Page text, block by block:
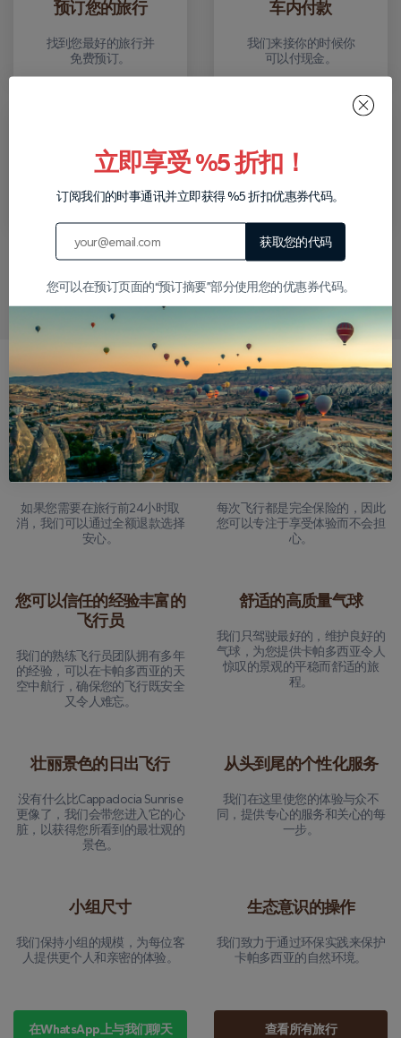
预订您的旅行
找到您最好的旅行并
免费预订。
车内付款
我们来接你的时候你
可以付现金。
我们将从您的酒店接
您进行您预订的旅
行。
游览结束后，我们会
将您送到您的酒店。
为什么选择我们？
24小时退款保证
如果您需要在旅行前24小时取
消，我们可以通过全额退款选择
安心。
全面的旅游保险
每次飞行都是完全保险的，因此
您可以专注于享受体验而不会担
心。
您可以信任的经验丰富的
飞行员
我们的熟练飞行员团队拥有多年
的经验，可以在卡帕多西亚的天
空中航行，确保您的飞行既安全
又令人难忘。
舒适的高质量气球
我们只驾驶最好的，维护良好的
气球，为您提供卡帕多西亚令人
惊叹的景观的平稳而舒适的旅
程。
壮丽景色的日出飞行
没有什么比Cappadocia Sunrise
更像了，我们会带您进入它的心
脏，以获得您所看到的最壮观的
景色。
从头到尾的个性化服务
我们在这里使您的体验与众不
同，提供专心的服务和关心的每
一步。
小组尺寸
我们保持小组的规模，为每位客
人提供更个人和亲密的体验。
生态意识的操作
我们致力于通过环保实践来保护
卡帕多西亚的自然环境。
在WhatsApp上与我们聊天 查看所有旅行
立即享受 %5 折扣！
订阅我们的时事通讯并立即获得 %5 折扣优惠券代码。
获取您的代码
您可以在预订页面的“预订摘要”部分使用您的优惠券代码。